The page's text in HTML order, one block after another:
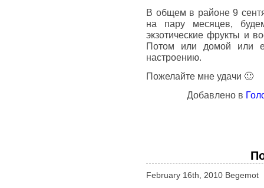
В общем в районе 9
на пару месяцев,
экзотические фрукты и
Потом или домой или
настроению.
Пожелайте мне удачи 🙂
Добавлено в
February 16th, 2010 Begemot